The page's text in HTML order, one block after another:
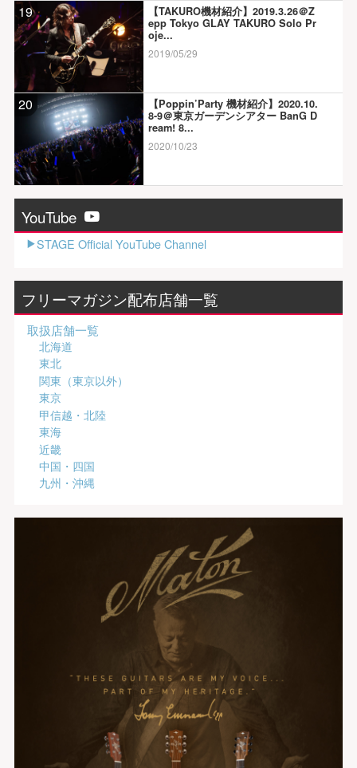
19
【TAKURO機材紹介】2019.3.26＠Z
epp Tokyo GLAY TAKURO Solo Pr
oje...
2019/05/29
20
【Poppin’Party 機材紹介】2020.10.
8-9＠東京ガーデンシアター BanG D
ream! 8...
2020/10/23
YouTube
STAGE Official YouTube Channel
フリーマガジン配布店舗一覧
取扱店舗一覧
北海道
東北
関東（東京以外）
東京
甲信越・北陸
東海
近畿
中国・四国
九州・沖縄